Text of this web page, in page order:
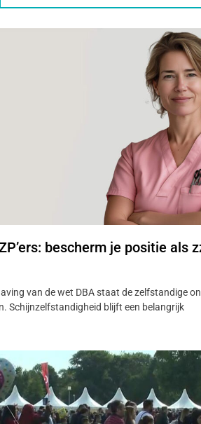
bescherm je positie als
van de wet DBA staat de zelfstandige
Schijnzelfstandigheid blijft een belangrijk